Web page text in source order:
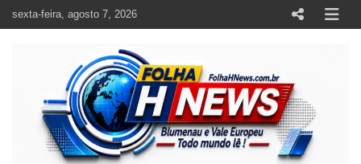
sexta-feira, agosto 7, 2026